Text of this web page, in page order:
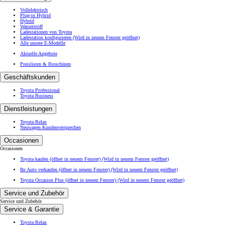
Ab
Ab 97.50 /Mt.
Monate
Corolla Touring Sports
Vollelektrisch
Plug-in Hybrid
Hybrid
Wasserstoff
Ladestationen von Toyota
Ladestation konfigurieren (Wird in neuem Fenster geöffnet)
Alle unsere E-Modelle
Aktuelle Angebote
Preislisten & Broschüren
Geschäftskunden
Toyota Professional
Toyota Business
Dienstleistungen
Toyota Relax
Neuwagen Kundenversprechen
Occasionen
Occasionen
Toyota kaufen (öffnet in neuem Fenster) (Wird in neuem Fenster geöffnet)
Ihr Auto verkaufen (öffnet in neuem Fenster) (Wird in neuem Fenster geöffnet)
Toyota Occasion Plus (öffnet in neuem Fenster) (Wird in neuem Fenster geöffnet)
Service und Zubehör
Service und Zubehör
Service & Garantie
Toyota Relax